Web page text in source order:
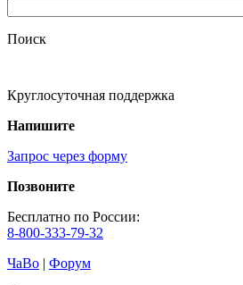
Поиск
Круглосуточная поддержка
Напишите
Запрос через форму
Позвоните
Бесплатно по России:
8-800-333-79-32
ЧаВо | Форум